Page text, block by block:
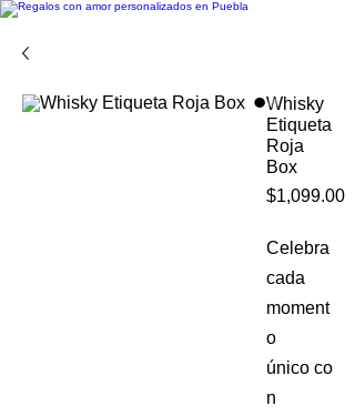
Whisky
Etiqueta
Roja
Box
$1,099.00
Celebra
cada
moment
o
único co
n